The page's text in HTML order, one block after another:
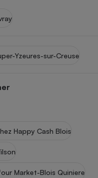
Yzeures-sur-Creuse
Happy Cash Blois
Market-Blois Quiniere